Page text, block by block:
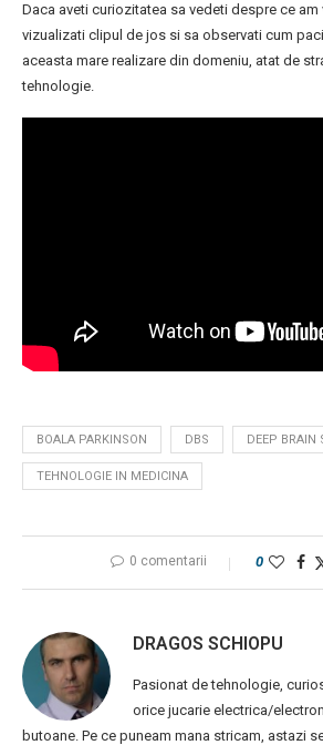
Daca aveti curiozitatea sa vedeti despre ce am
vizualizati clipul de jos si sa observati cum
aceasta mare realizare din domeniu, atat de
tehnologie.
BOALA PARKINSON DBS DEEP BRAIN
TEHNOLOGIE IN MEDICINA
0 comentarii 0
DRAGOS SCHIOPU
Pasionat de tehnologie,
orice jucarie electrica/
butoane. Pe ce puneam mana stricam, astazi